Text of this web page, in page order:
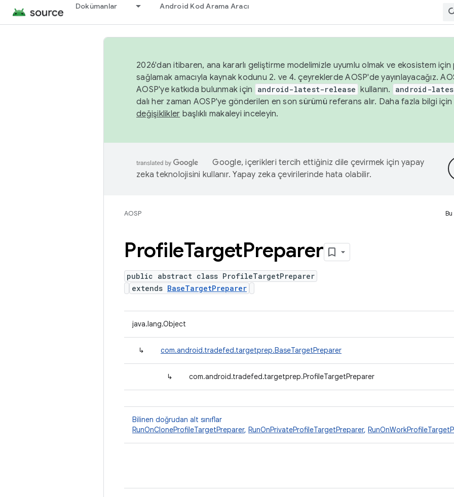
Dokümanlar Android Kod Arama Aracı
2026'dan itibaren, ana kararlı geliştirme modelimizle uyumlu olmak ve ekosistem için
sağlamak amacıyla kaynak kodunu 2. ve 4. çeyreklerde AOSP'de yayınlayacağız.
AOSP'ye katkıda bulunmak için
android-latest-release kullanın. android-
dalı her zaman AOSP'ye gönderilen en son sürümü referans alır. Daha fazla bilgi için
değişiklikler başlıklı makaleyi inceleyin.
Google, içerikleri tercih ettiğiniz dile çevirmek için yapay
zeka teknolojisini kullanır. Yapay zeka çevirilerinde hata olabilir.
AOSP
ProfileTargetPreparer
public abstract class ProfileTargetPreparer
extends BaseTargetPreparer
java.lang.Object
↳ com.android.tradefed.targetprep.BaseTargetPreparer
↳ com.android.tradefed.targetprep.ProfileTargetPreparer
Bilinen doğrudan alt sınıflar
RunOnCloneProfileTargetPreparer, RunOnPrivateProfileTargetPreparer,